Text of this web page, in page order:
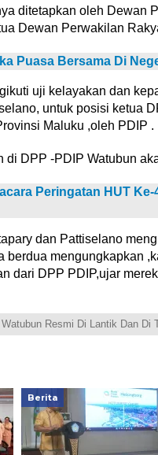
ditetapkan oleh Dewan
Dewan Perwakilan
Puasa Bersama Di
uji kelayakan dan
untuk posisi ketua
Maluku ,oleh PDIP .
di DPP -PDIP Watubun
Peringatan HUT
dan Pattiselano
berdua mengungkapkan
dari DPP PDIP,ujar
Watubun Resmi Di Lantik Dan Di
Berita